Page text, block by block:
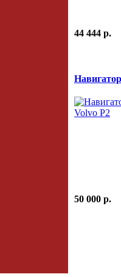
44 444 p.
50 000 p.